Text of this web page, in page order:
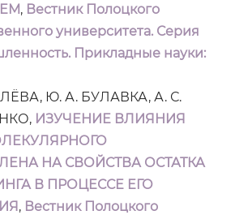
, Вестник Полоцкого
университета. Серия
Прикладные науки:
Ю. А. БУЛАВКА, А. С.
ИЗУЧЕНИЕ ВЛИЯНИЯ
НА СВОЙСТВА ОСТАТКА
В ПРОЦЕССЕ ЕГО
, Вестник Полоцкого